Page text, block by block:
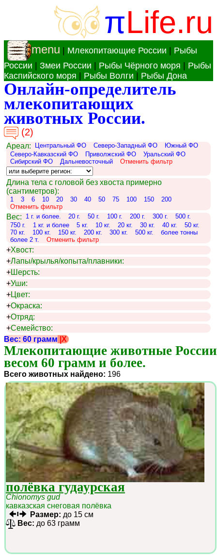
πLife.ru
menu Млекопитающие России
Рыбы
России
Змеи России Рыбы Чёрного моря
Рыбы
Каспийского моря
Рыбы Волги Рыбы Дона
Онлайн-определитель
млекопитающих
животных России.
(2)
Ареал: Центральный ФО Северо-Западный ФО
Южный ФО
Северо-Кавказский ФО
Приволжский ФО
Уральский ФО
Сибирский ФО
Дальневосточный Отменить фильтр
Длина тела с головой без хвоста примерно
(сантиметров):
1 3 6 10 20 30 40 50 75 100 150
200
Отменить фильтр
Вес: 1 г. и более. 20 г. 50 г. 100 г. 200 г. 300 г.
500 г.
750 г.
1 кг. и более 5 кг. 10 кг. 20 кг. 30 кг. 40 кг.
50 кг.
70 кг.
100 кг. 150 кг. 200 кг. 300 кг. 500 кг.
более тонны
более 2 т.
Отменить фильтр
+Хвост:
+Лапы/крылья/копыта/плавники:
+Шерсть:
+Уши:
+Цвет:
+Окраска:
+Отряд:
+Семейство:
Вес: 60 грамм |X
Млекопитающие животные России
весом 60 грамм и более.
Всего животных найдено: 196
полёвка гудаурская
Chionomys gud
кавказская снеговая полёвка
Размер: до 15 см
Вес: до 63 грамм